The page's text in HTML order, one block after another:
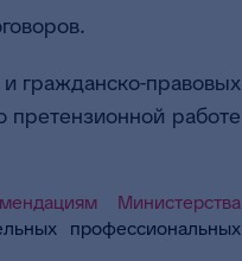
гражданско-правовых
работе
Министерства
профессиональных